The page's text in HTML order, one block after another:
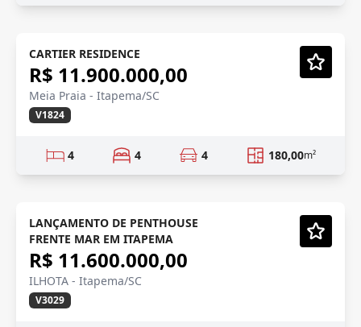
SHOWROOM
Vídeo
Mobiliado
CARTIER RESIDENCE
R$ 11.900.000,00
Meia Praia - Itapema/SC
V1824
4 4 4 180,00m²
NOVIDADE
Vídeo
Pré-lançamento
LANÇAMENTO DE PENTHOUSE
FRENTE MAR EM ITAPEMA
R$ 11.600.000,00
ILHOTA - Itapema/SC
V3029